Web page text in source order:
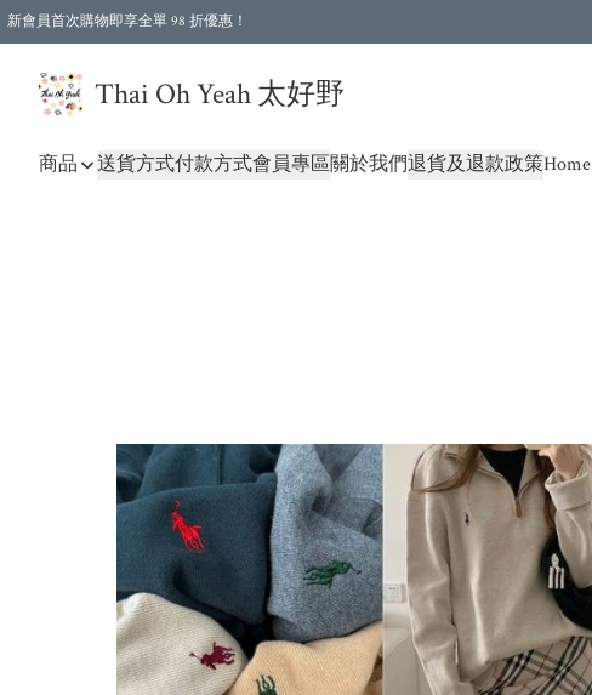
新會員首次購物即享全單 98 折優惠！
Thai Oh Yeah 太好野
商品 送貨方式付款方式會員專區關於我們退貨及退款政策Home